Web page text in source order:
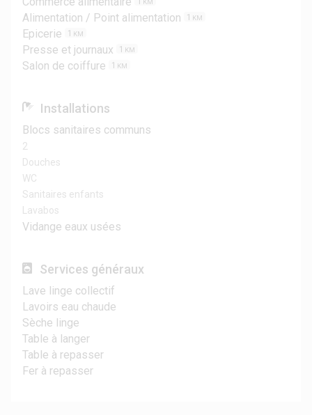
KM
Alimentation / Point alimentation 1 KM
Epicerie 1 KM
Presse et journaux 1 KM
Salon de coiffure 1 KM
Installations
Blocs sanitaires communs
2
Douches
WC
Sanitaires enfants
Lavabos
Vidange eaux usées
Services généraux
Lave linge collectif
Lavoirs eau chaude
Sèche linge
Table à langer
Table à repasser
Fer à repasser